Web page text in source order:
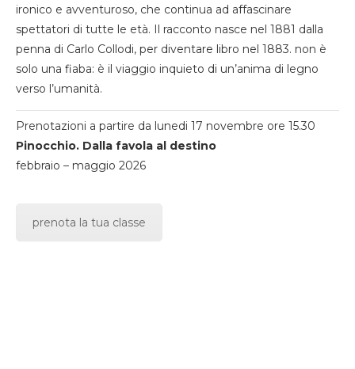
ironico e avventuroso, che continua ad affascinare
spettatori di tutte le età. Il racconto nasce nel 1881 dalla
penna di Carlo Collodi, per diventare libro nel 1883. non è
solo una fiaba: è il viaggio inquieto di un’anima di legno
verso l’umanità.
Prenotazioni a partire da lunedi 17 novembre ore 15.30
Pinocchio. Dalla favola al destino
febbraio – maggio 2026
prenota la tua classe